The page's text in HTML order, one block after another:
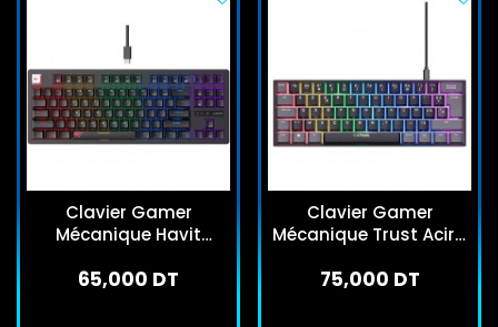
Clavier Gamer
Mécanique Havit
65,000 DT
Clavier Gamer
Mécanique Trust Acira
75,000 DT